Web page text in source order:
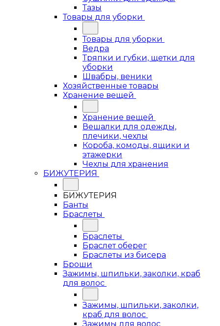
Тазы
Товары для уборки
Товары для уборки
Ведра
Тряпки и губки, щетки для
уборки
Швабры, веники
Хозяйственные товары
Хранение вещей
Хранение вещей
Вешалки для одежды,
плечики, чехлы
Короба, комоды, ящики и
этажерки
Чехлы для хранения
БИЖУТЕРИЯ
БИЖУТЕРИЯ
Банты
Браслеты
Браслеты
Браслет оберег
Браслеты из бисера
Броши
Зажимы, шпильки, заколки, краб
для волос
Зажимы, шпильки, заколки,
краб для волос
Зажимы для волос